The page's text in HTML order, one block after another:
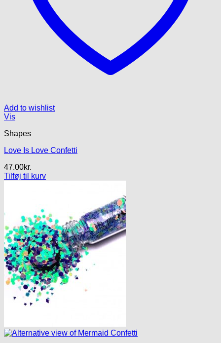
Add to wishlist
Vis
Shapes
Love Is Love Confetti
47.00kr.
Tilføj til kurv